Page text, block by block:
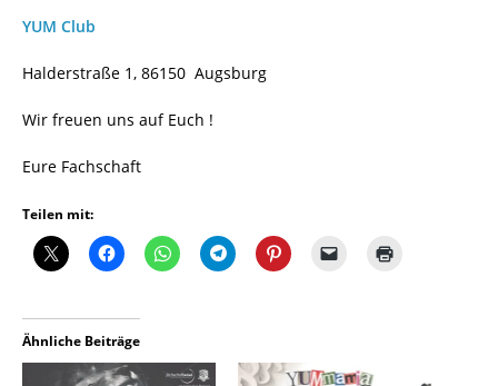
YUM Club
Halderstraße 1, 86150 Augsburg
Wir freuen uns auf Euch !
Eure Fachschaft
Teilen mit:
Ähnliche Beiträge